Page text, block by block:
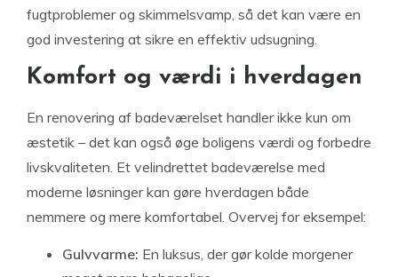
fugtproblemer og skimmelsvamp, så det kan være en
god investering at sikre en effektiv udsugning.
Komfort og værdi i hverdagen
En renovering af badeværelset handler ikke kun om
æstetik – det kan også øge boligens værdi og forbedre
livskvaliteten. Et velindrettet badeværelse med
moderne løsninger kan gøre hverdagen både
nemmere og mere komfortabel. Overvej for eksempel:
Gulvvarme: En luksus, der gør kolde morgener